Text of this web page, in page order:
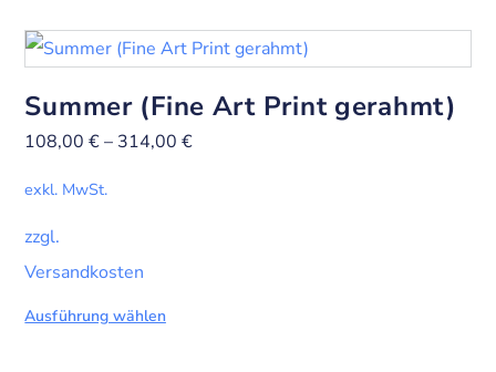
Summer (Fine Art Print gerahmt)
108,00€– 314,00€
exkl. MwSt.
zzgl.
Versandkosten
Ausführung wählen